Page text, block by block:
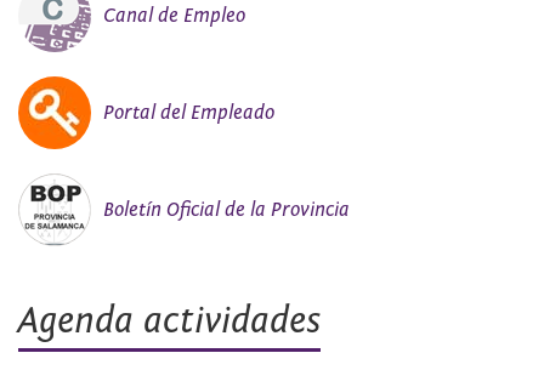
Canal de Empleo
Portal del Empleado
Boletín Oficial de la Provincia
Agenda actividades